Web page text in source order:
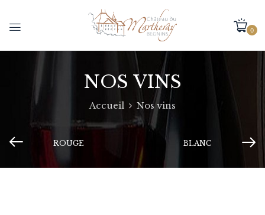
0
NOS VINS
Accueil Nos vins
ROUGE BLANC